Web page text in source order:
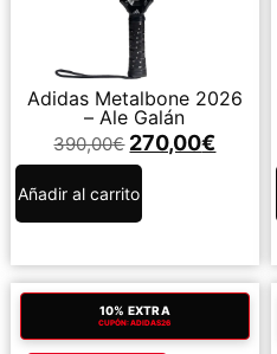
Adidas Metalbone 2026
– Ale Galán
390,00€ 270,00€
Añadir al carrito
10% EXTRA
CUPÓN: ADIDAS26